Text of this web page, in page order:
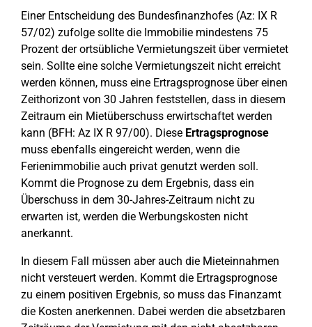
Einer Entscheidung des Bundesfinanzhofes (Az: IX R
57/02) zufolge sollte die Immobilie mindestens 75
Prozent der ortsübliche Vermietungszeit über vermietet
sein. Sollte eine solche Vermietungszeit nicht erreicht
werden können, muss eine Ertragsprognose über einen
Zeithorizont von 30 Jahren feststellen, dass in diesem
Zeitraum ein Mietüberschuss erwirtschaftet werden
kann (BFH: Az IX R 97/00). Diese Ertragsprognose
muss ebenfalls eingereicht werden, wenn die
Ferienimmobilie auch privat genutzt werden soll.
Kommt die Prognose zu dem Ergebnis, dass ein
Überschuss in dem 30-Jahres-Zeitraum nicht zu
erwarten ist, werden die Werbungskosten nicht
anerkannt.
In diesem Fall müssen aber auch die Mieteinnahmen
nicht versteuert werden. Kommt die Ertragsprognose
zu einem positiven Ergebnis, so muss das Finanzamt
die Kosten anerkennen. Dabei werden die absetzbaren